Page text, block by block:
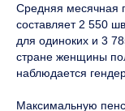
Средняя месячная
составляет 2 550
для одиноких и 3
стране женщины
наблюдается
Максимальную